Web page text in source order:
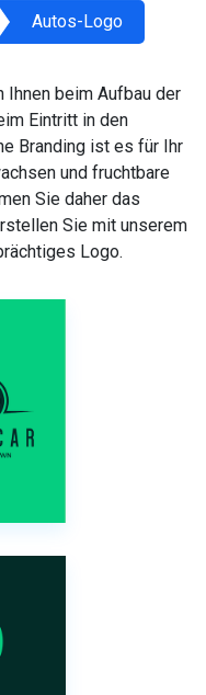
Autos-Logo
beim Aufbau der
Eintritt in den
Branding ist es für Ihr
und fruchtbare
Sie daher das
Sie mit unserem
Logo.